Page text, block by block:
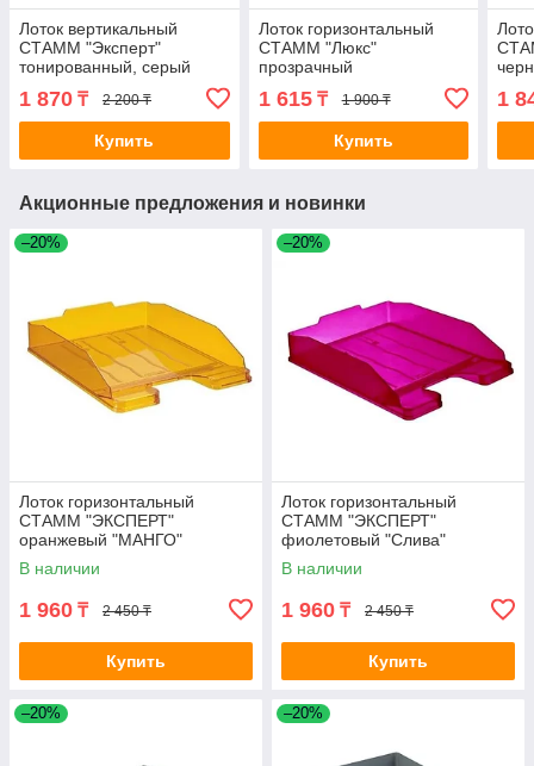
Лоток вертикальный
СТАММ "Эксперт"
тонированный, серый
1 870 ₸ 2 200 ₸
Купить
Лоток горизонтальный
СТАММ "Люкс"
прозрачный
1 615₸ 1 900 ₸
Купить
1
Акционные предложения и новинки
–20%
Лоток горизонтальный
СТАММ "ЭКСПЕРТ"
оранжевый "МАНГО"
В наличии
1 960 ₸ 2 450 ₸
Купить
–20%
Лоток горизонтальный
СТАММ "ЭКСПЕРТ"
фиолетовый "Слива"
В наличии
1 960 ₸ 2 450 ₸
Купить
–20% –20%